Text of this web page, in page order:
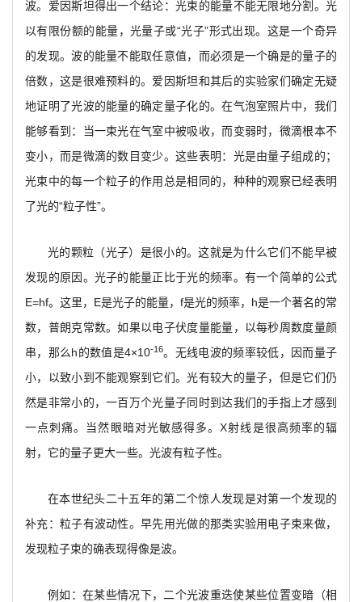
波。爱因斯坦得出一个结论：光束的能量不能无限地分割。光
以有限份额的能量，光量子或“光子”形式出现。这是一个奇异
的发现。波的能量不能取任意值，而必须是一个确是的量子的
倍数，这是很难预料的。爱因斯坦和其后的实验家们确定无疑
地证明了光波的能量的确定量子化的。在气泡室照片中，我们
能够看到：当一束光在气室中被吸收，而变弱时，微滴根本不
变小，而是微滴的数目变少。这些表明：光是由量子组成的；
光束中的每一个粒子的作用总是相同的，种种的观察已经表明
了光的“粒子性”。
光的颗粒（光子）是很小的。这就是为什么它们不能早被
发现的原因。光子的能量正比于光的频率。有一个简单的公式
E=hf。这里，E是光子的能量，f是光的频率，h是一个著名的常
数，普朗克常数。如果以电子伏度量能量，以每秒周数度量颜
串，那么h的数值是4×10-16。无线电波的频率较低，因而量子
小，以致小到不能观察到它们。光有较大的量子，但是它们仍
然是非常小的，一百万个光量子同时到达我们的手指上才感到
一点刺痛。当然眼暗对光敏感得多。X射线是很高频率的辐
射，它的量子更大一些。光波有粒子性。
在本世纪头二十五年的第二个惊人发现是对第一个发现的
补充：粒子有波动性。早先用光做的那类实验用电子束来做，
发现粒子束的确表现得像是波。
例如：在某些情况下，二个光波重迭使某些位置变暗（相